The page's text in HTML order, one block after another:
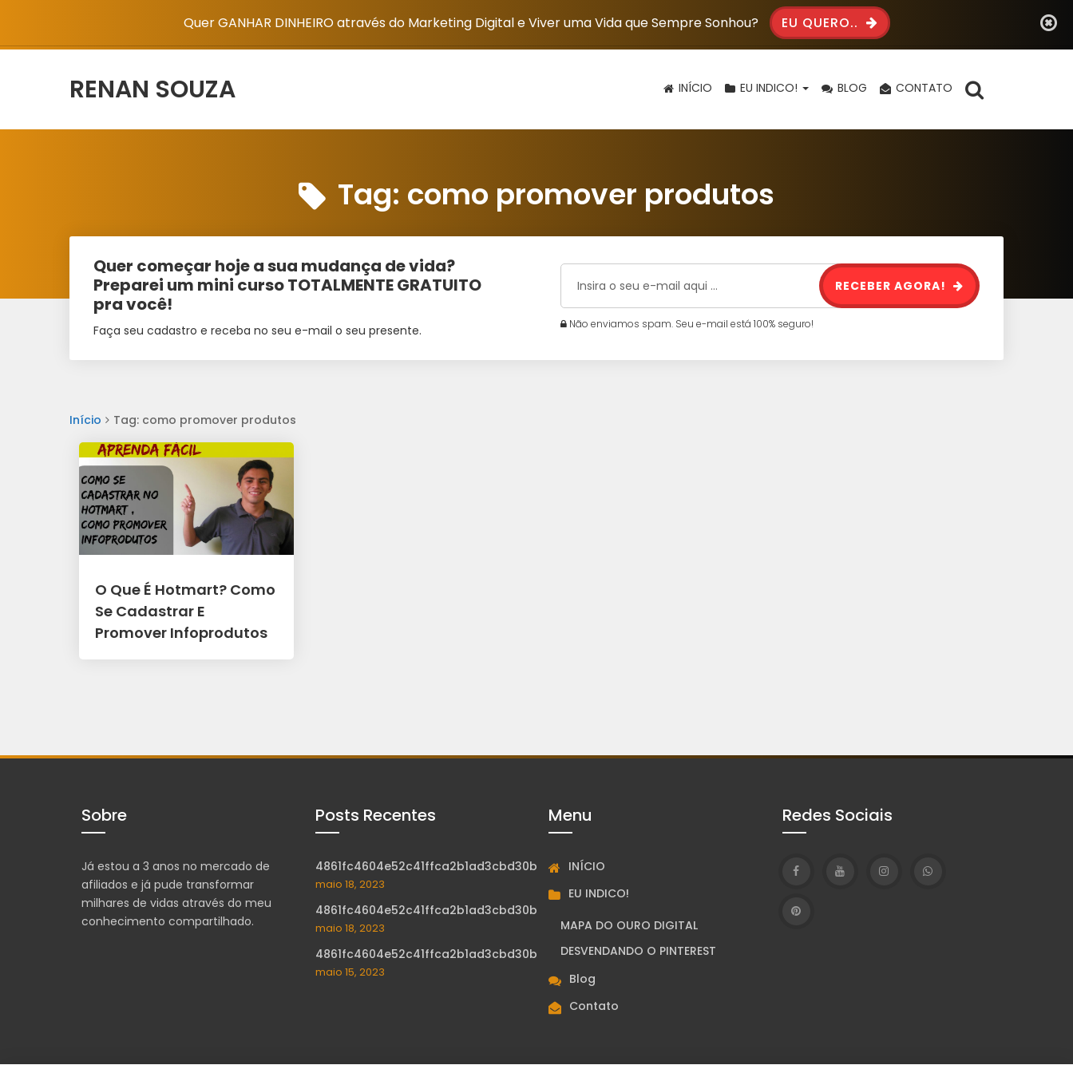
Quer GANHAR DINHEIRO através do Marketing Digital e Viver uma Vida que Sempre Sonhou? EU QUERO..
RENAN SOUZA INÍCIO EU INDICO! BLOG CONTATO
Tag: como promover produtos
Quer começar hoje a sua mudança de vida?
Preparei um mini curso TOTALMENTE GRATUITO
pra você!
Faça seu cadastro e receba no seu e-mail o seu presente. Não enviamos spam. Seu e-mail está 100% seguro!
RECEBER AGORA!
Início Tag: como promover produtos
O Que É Hotmart? Como
Se Cadastrar E
Promover Infoprodutos
Sobre
Já estou a 3 anos no mercado de
afiliados e já pude transformar
milhares de vidas através do meu
conhecimento compartilhado.
Posts Recentes
4861fc4604e52c41ffca2b1ad3cbd30b
maio 18, 2023
4861fc4604e52c41ffca2b1ad3cbd30b
maio 18, 2023
4861fc4604e52c41ffca2b1ad3cbd30b
maio 15, 2023
Menu
INÍCIO
EU INDICO!
MAPA DO OURO DIGITAL
DESVENDANDO O PINTEREST
Blog
Contato
Redes Sociais